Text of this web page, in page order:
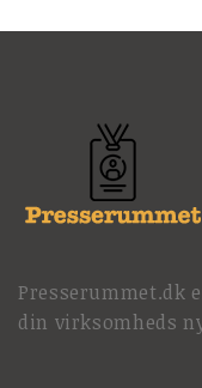
Presserummet.dk
din virksomheds